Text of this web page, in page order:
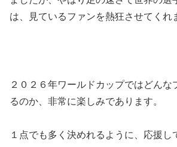
は、見ているファンを熱狂させてくれ
２０２６年ワールドカップではどんな
るのか、非常に楽しみであります。
１点でも多く決めれるように、応援し